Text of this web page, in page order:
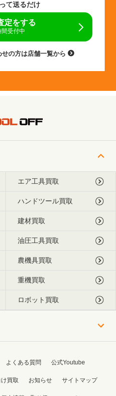
て送るだけ
定をする
受付中
の方は店舗一覧から
エア工具買取
ハンドツール買取
建材買取
油圧工具買取
農機具買取
重機買取
ロボット買取
よくある質問 公式Youtube
買取 お知らせ サイトマップ